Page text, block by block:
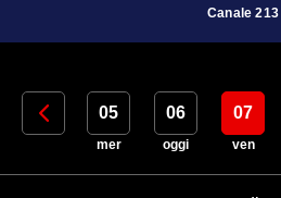
Canale 213
04 05
mer
06
oggi
07
ven